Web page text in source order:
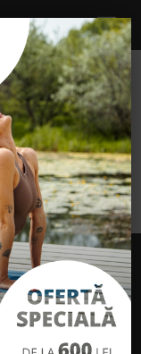
Asigurări de călătorie.